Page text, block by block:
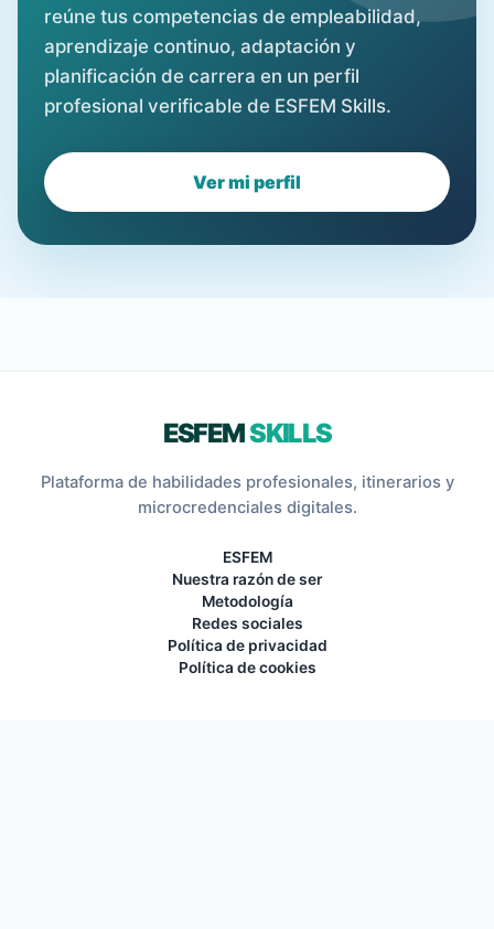
reúne tus competencias de empleabilidad,
aprendizaje continuo, adaptación y
planificación de carrera en un perfil
profesional verificable de ESFEM Skills.
Ver mi perfil
ESFEMSKILLS
Plataforma de habilidades profesionales, itinerarios y
microcredenciales digitales.
ESFEM
Nuestra razón de ser
Metodología
Redes sociales
Política de privacidad
Política de cookies